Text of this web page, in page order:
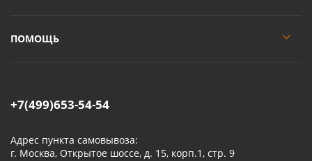
ПОМОЩЬ
+7(499)653-54-54
Адрес пункта самовывоза:
г. Москва, Открытое шоссе, д. 15, корп.1, стр. 9